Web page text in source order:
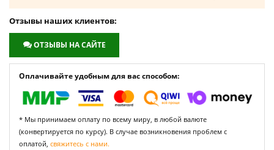
Отзывы наших клиентов:
ОТЗЫВЫ НА САЙТЕ
Оплачивайте удобным для вас способом:
* Мы принимаем оплату по всему миру, в любой валюте
(конвертируется по курсу). В случае возникновения проблем с
оплатой, свяжитесь с нами.